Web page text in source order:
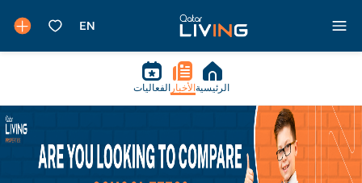
الرئيسية الأخبار الفعاليات